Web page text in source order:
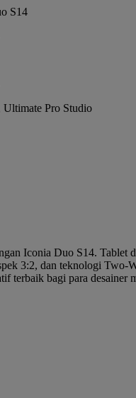
S14
Pro Studio
Iconia Duo S14. Tablet
3:2, dan teknologi Two-
terbaik bagi para desainer